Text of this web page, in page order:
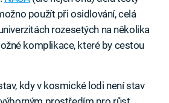
použít při osidlování, celá
rozesetých na několika
komplikace, které by cestou
kdy v kosmické lodi není stav